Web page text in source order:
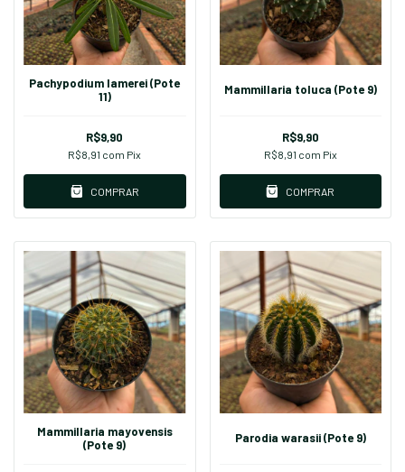
Pachypodium lamerei (Pote
11)
R$9,90
R$8,91 com Pix
COMPRAR
Mammillaria toluca (Pote 9)
R$9,90
R$8,91 com Pix
COMPRAR
Mammillaria mayovensis
(Pote 9)
Parodia warasii (Pote 9)